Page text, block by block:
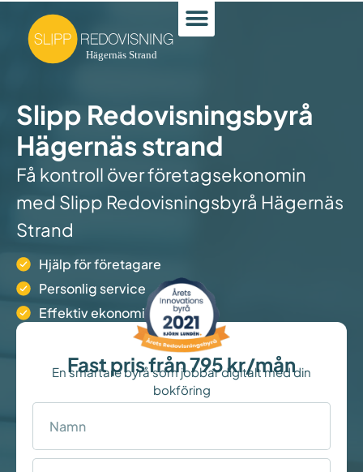
Slipp Redovisningsbyrå
Hägernäs strand
Få kontroll över företagsekonomin
med Slipp Redovisningsbyrå Hägernäs
Strand
Hjälp för företagare
Personlig service
Effektiv ekonomihantering
Fast pris från 795 kr/mån
En smartare byrå som jobbar digitalt med din
bokföring